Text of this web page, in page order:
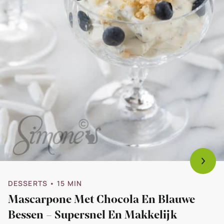
DESSERTS • 15 MIN
Mascarpone Met Chocola En Blauwe
Bessen – Supersnel En Makkelijk